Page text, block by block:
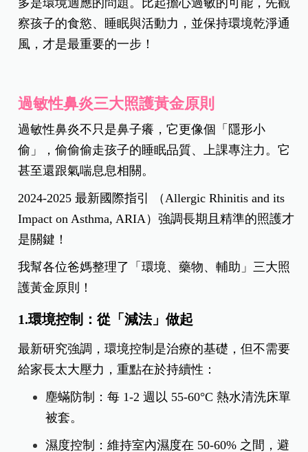
察孩子的食慾、睡眠與活動力，並保持環境乾淨通
風，才是最重要的一步！
過敏性鼻炎三大照護黃金原則
過敏性鼻炎不只是鼻子癢，它更像個「隱形小
偷」，偷偷偷走孩子的睡眠品質、上課專注力。它
甚至還跟氣喘息息相關。
2024-2025 最新國際指引 （Allergic Rhinitis and its
Impact on Asthma, ARIA）強調長期且精準的照護才
是關鍵！
我幫各位爸媽整理了「環境、藥物、輔助」三大照
護黃金原則！
​1.環境控制：從「減法」做起
​最新研究強調，環境控制是治療的基礎，但不需要
給家長太大壓力，重點在於持續性：
塵蟎防制：每 1-2 週以 55-60°C 熱水清洗床單
被套。
​濕度控制：維持室內濕度在 50-60% 之間，避